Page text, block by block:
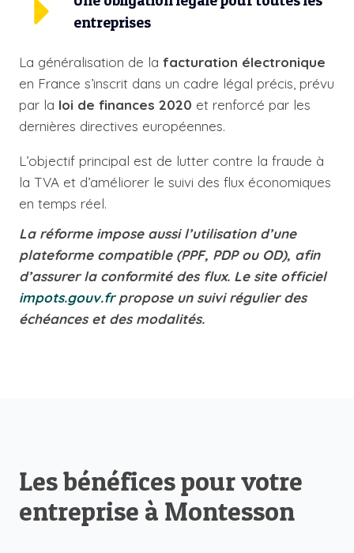
entreprises
La généralisation de la facturation électronique
en France s’inscrit dans un cadre légal précis, prévu
par la loi de finances 2020 et renforcé par les
dernières directives européennes.
L’objectif principal est de lutter contre la fraude à
la TVA et d’améliorer le suivi des flux économiques
en temps réel.
La réforme impose aussi l’utilisation d’une
plateforme compatible (PPF, PDP ou OD), afin
d’assurer la conformité des flux. Le site officiel
impots.gouv.frpropose un suivi régulier des
échéances et des modalités.
Les bénéfices pour votre
entreprise à Montesson